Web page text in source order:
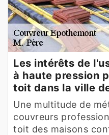
Les intérêts de
à haute pression
toit dans la ville
Une multitude de
couvreurs
toit des maisons